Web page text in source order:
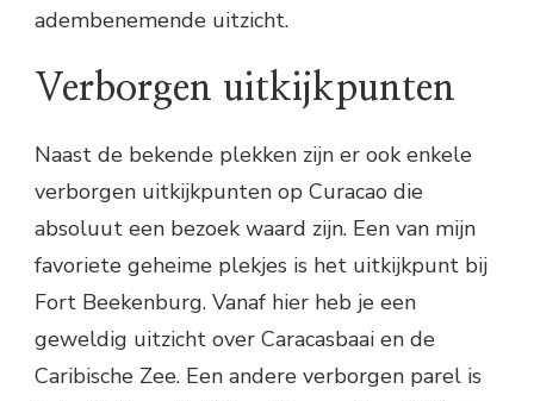
adembenemende uitzicht.
Verborgen uitkijkpunten
Naast de bekende plekken zijn er ook enkele
verborgen uitkijkpunten op Curacao die
absoluut een bezoek waard zijn. Een van mijn
favoriete geheime plekjes is het uitkijkpunt bij
Fort Beekenburg. Vanaf hier heb je een
geweldig uitzicht over Caracasbaai en de
Caribische Zee. Een andere verborgen parel is